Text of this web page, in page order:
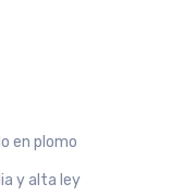
en plomo
y alta ley